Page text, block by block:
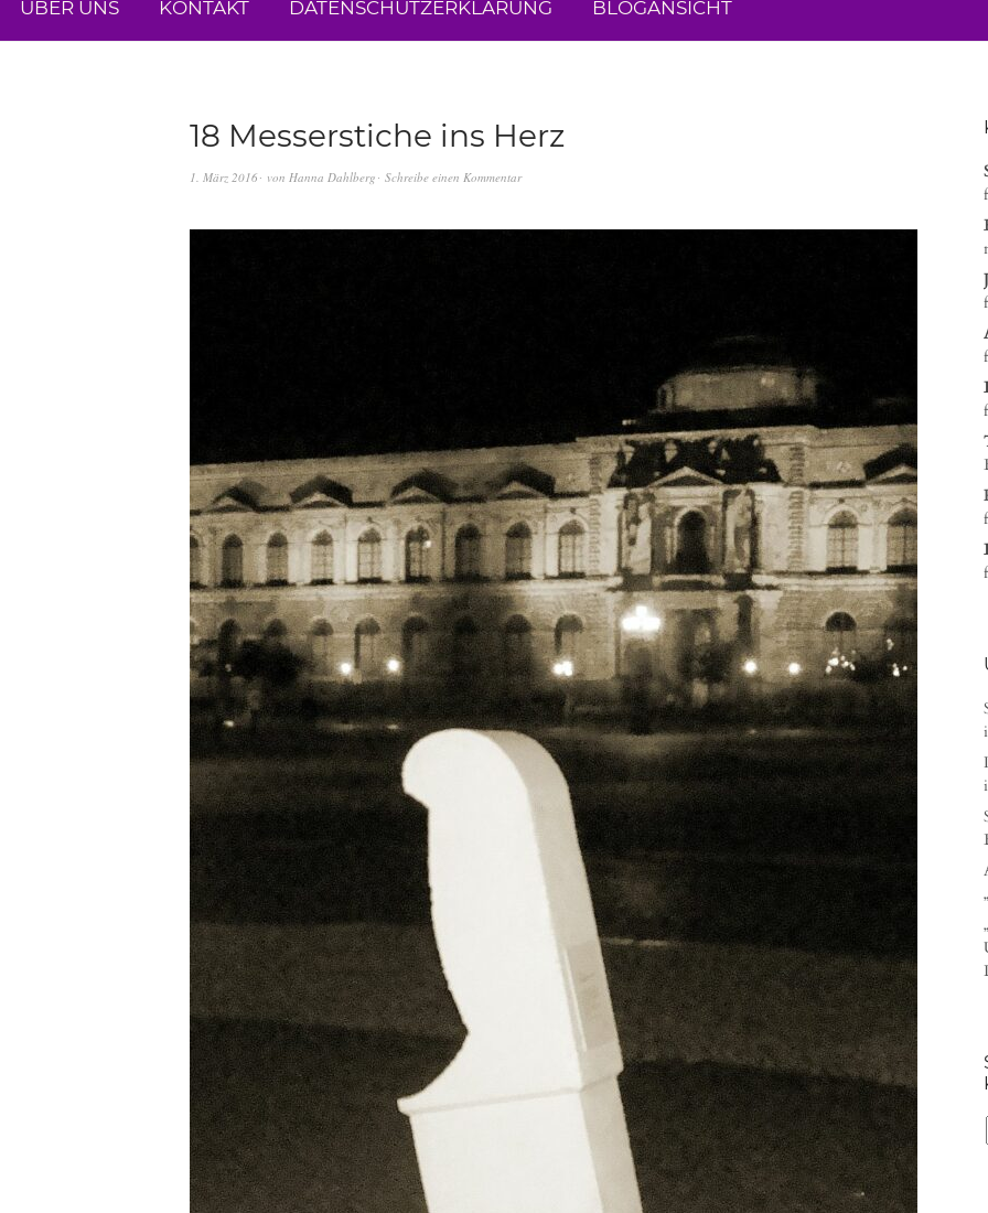
ÜBER UNS KONTAKT DATENSCHUTZERKLÄRUNG BLOGANSICHT
18 Messerstiche ins Herz
1. März 2016 von Hanna Dahlberg Schreibe einen Kommentar